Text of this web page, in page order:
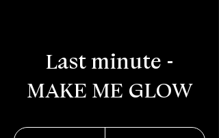
Last minute -
MAKE ME GLOW